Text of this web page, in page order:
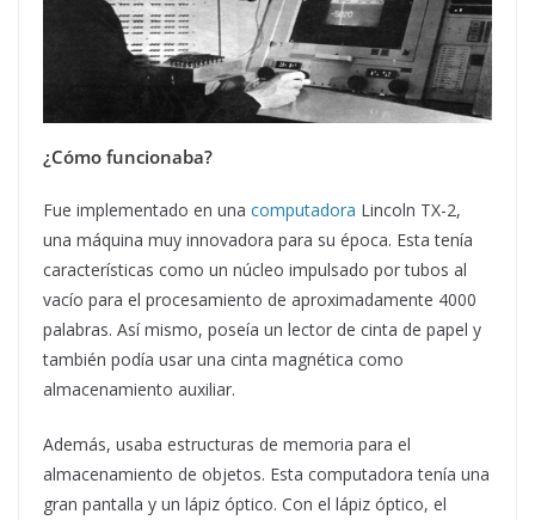
¿Cómo funcionaba?
Fue implementado en una computadora Lincoln TX-2,
una máquina muy innovadora para su época. Esta tenía
características como un núcleo impulsado por tubos al
vacío para el procesamiento de aproximadamente 4000
palabras. Así mismo, poseía un lector de cinta de papel y
también podía usar una cinta magnética como
almacenamiento auxiliar.
Además, usaba estructuras de memoria para el
almacenamiento de objetos. Esta computadora tenía una
gran pantalla y un lápiz óptico. Con el lápiz óptico, el